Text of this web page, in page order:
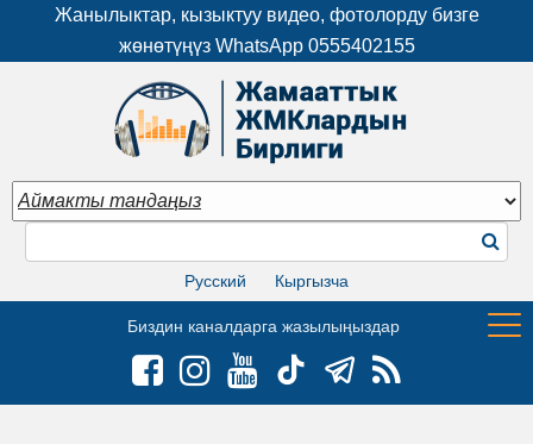
Жанылыктар, кызыктуу видео, фотолорду бизге
жөнөтүңүз WhatsApp 0555402155
Русский Кыргызча
Биздин каналдарга жазылыңыздар